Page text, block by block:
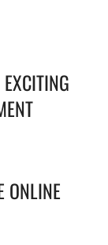
ONLINE